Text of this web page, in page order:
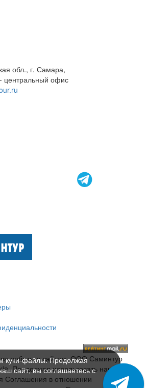
обл., г. Самара,
центральный офис
работы с сайтом, ООО Саминтур
Продолжая использовать наш сайт,
Соглашения в отношении
куки-файлы. Продолжая
сайт, вы соглашаетесь с